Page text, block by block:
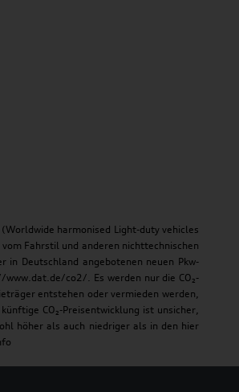
harmonised Light-duty vehicles
Fahrstil und anderen nichttechnischen
in Deutschland angebotenen neuen Pkw-
co2/. Es werden nur die CO₂-
entstehen oder vermieden werden,
CO₂-Preisentwicklung ist unsicher,
höher als auch niedriger als in den hier